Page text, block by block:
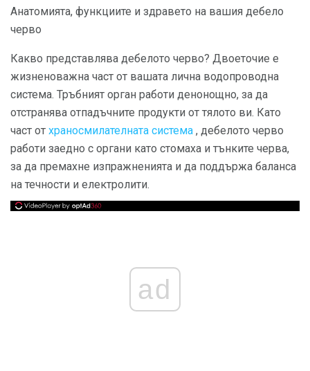
Анатомията, функциите и здравето на вашия дебело
черво
Какво представлява дебелото черво? Двоеточие е
жизненоважна част от вашата лична водопроводна
система. Тръбният орган работи денонощно, за да
отстранява отпадъчните продукти от тялото ви. Като
част от храносмилателната система , дебелото черво
работи заедно с органи като стомаха и тънките черва,
за да премахне изпражненията и да поддържа баланса
на течности и електролити.
ad